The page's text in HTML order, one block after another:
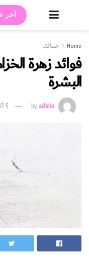
أخر
Home جمالك
فوائد زهرة
البشرة
byadmin 5 أكتوبر 2023